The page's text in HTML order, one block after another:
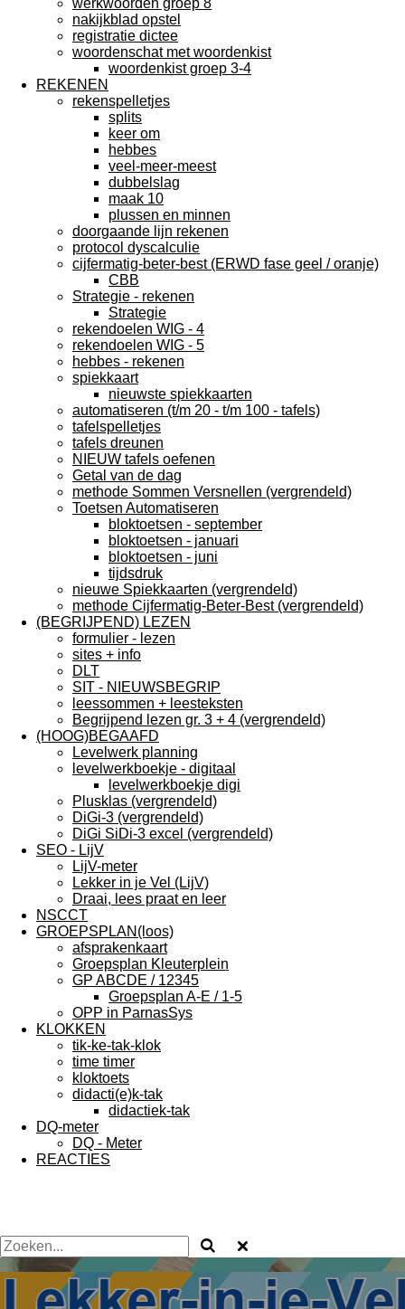
werkwoorden groep 8
nakijkblad opstel
registratie dictee
woordenschat met woordenkist
woordenkist groep 3-4
REKENEN
rekenspelletjes
splits
keer om
hebbes
veel-meer-meest
dubbelslag
maak 10
plussen en minnen
doorgaande lijn rekenen
protocol dyscalculie
cijfermatig-beter-best (ERWD fase geel / oranje)
CBB
Strategie - rekenen
Strategie
rekendoelen WIG - 4
rekendoelen WIG - 5
hebbes - rekenen
spiekkaart
nieuwste spiekkaarten
automatiseren (t/m 20 - t/m 100 - tafels)
tafelspelletjes
tafels dreunen
NIEUW tafels oefenen
Getal van de dag
methode Sommen Versnellen (vergrendeld)
Toetsen Automatiseren
bloktoetsen - september
bloktoetsen - januari
bloktoetsen - juni
tijdsdruk
nieuwe Spiekkaarten (vergrendeld)
methode Cijfermatig-Beter-Best (vergrendeld)
(BEGRIJPEND) LEZEN
formulier - lezen
sites + info
DLT
SIT - NIEUWSBEGRIP
leessommen + leesteksten
Begrijpend lezen gr. 3 + 4 (vergrendeld)
(HOOG)BEGAAFD
Levelwerk planning
levelwerkboekje - digitaal
levelwerkboekje digi
Plusklas (vergrendeld)
DiGi-3 (vergrendeld)
DiGi SiDi-3 excel (vergrendeld)
SEO - LijV
LijV-meter
Lekker in je Vel (LijV)
Draai, lees praat en leer
NSCCT
GROEPSPLAN(loos)
afsprakenkaart
Groepsplan Kleuterplein
GP ABCDE / 12345
Groepsplan A-E / 1-5
OPP in ParnasSys
KLOKKEN
tik-ke-tak-klok
time timer
kloktoets
didacti(e)k-tak
didactiek-tak
DQ-meter
DQ - Meter
REACTIES